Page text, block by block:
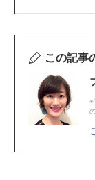
この記事
※